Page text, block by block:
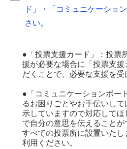
ド」・「コミュニケーショ
さい。
●「投票支援カード」：投票
援が必要な場合に「投票支
だくことで、必要な支援を受
●「コミュニケーションボー
るお困りごとやお手伝いし
示していますので対応して
で自分の意思を伝えることが
すべての投票所に設置いた
利用ください。